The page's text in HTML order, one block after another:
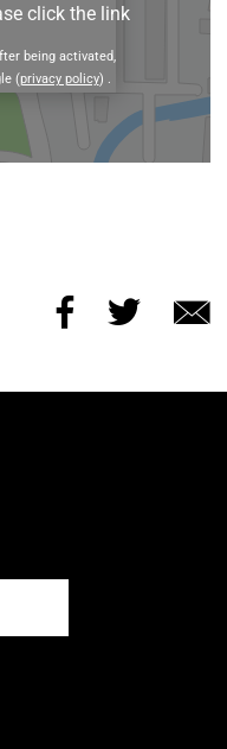
click the link
being activated,
(privacy policy) .
Share
page
Share
page